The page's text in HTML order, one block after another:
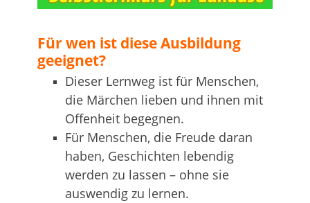
Für wen ist diese Ausbildung
geeignet?
Dieser Lernweg ist für Menschen,
die Märchen lieben und ihnen mit
Offenheit begegnen.
Für Menschen, die Freude daran
haben, Geschichten lebendig
werden zu lassen – ohne sie
auswendig zu lernen.